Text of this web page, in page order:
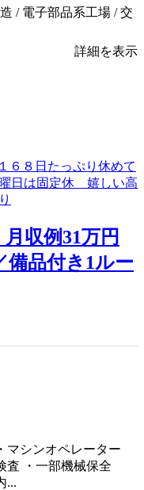
/ 電子部品系工場 / 交
詳細を表示
収例31万円
備品付き1ルー
シンオペレーター
査 ・一部機械保全
...